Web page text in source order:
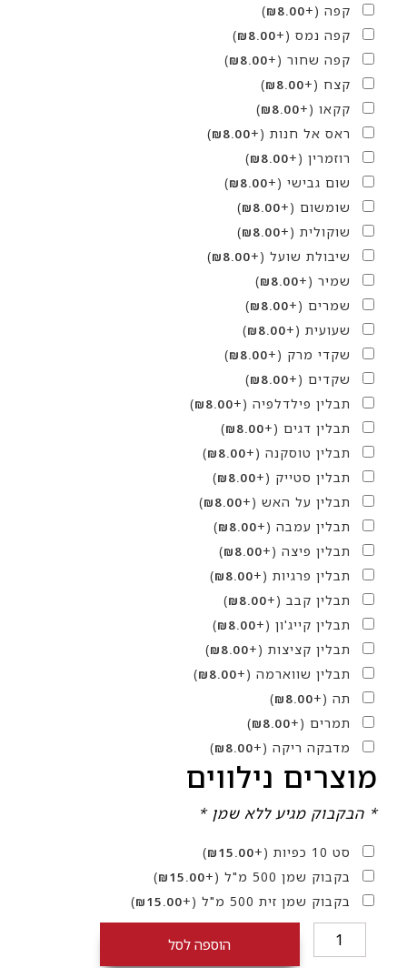
קפה (+
₪8.00
)
קפה נמס (+
₪8.00
)
קפה שחור (+
₪8.00
)
קצח (+
₪8.00
)
קקאו (+
₪8.00
)
ראס אל חנות (+
₪8.00
)
רוזמרין (+
₪8.00
)
שום גבישי (+
₪8.00
)
שומשום (+
₪8.00
)
שוקולית (+
₪8.00
)
שיבולת שועל (+
₪8.00
)
שמיר (+
₪8.00
)
שמרים (+
₪8.00
)
שעועית (+
₪8.00
)
שקדי מרק (+
₪8.00
)
שקדים (+
₪8.00
)
תבלין פילדלפיה (+
₪8.00
)
תבלין דגים (+
₪8.00
)
תבלין טוסקנה (+
₪8.00
)
תבלין סטייק (+
₪8.00
)
תבלין על האש (+
₪8.00
)
תבלין עמבה (+
₪8.00
)
תבלין פיצה (+
₪8.00
)
תבלין פרגיות (+
₪8.00
)
תבלין קבב (+
₪8.00
)
תבלין קייג'ון (+
₪8.00
)
תבלין קציצות (+
₪8.00
)
תבלין שווארמה (+
₪8.00
)
תה (+
₪8.00
)
תמרים (+
₪8.00
)
מדבקה ריקה (+
₪8.00
)
מוצרים נילווים
* הבקבוק מגיע ללא שמן *
סט 10 כפיות (+
₪15.00
)
בקבוק שמן 500 מ"ל
(+
₪15.00
)
בקבוק שמן זית 500 מ"ל
(+
₪15.00
)
כמות
של
הוספה לסל